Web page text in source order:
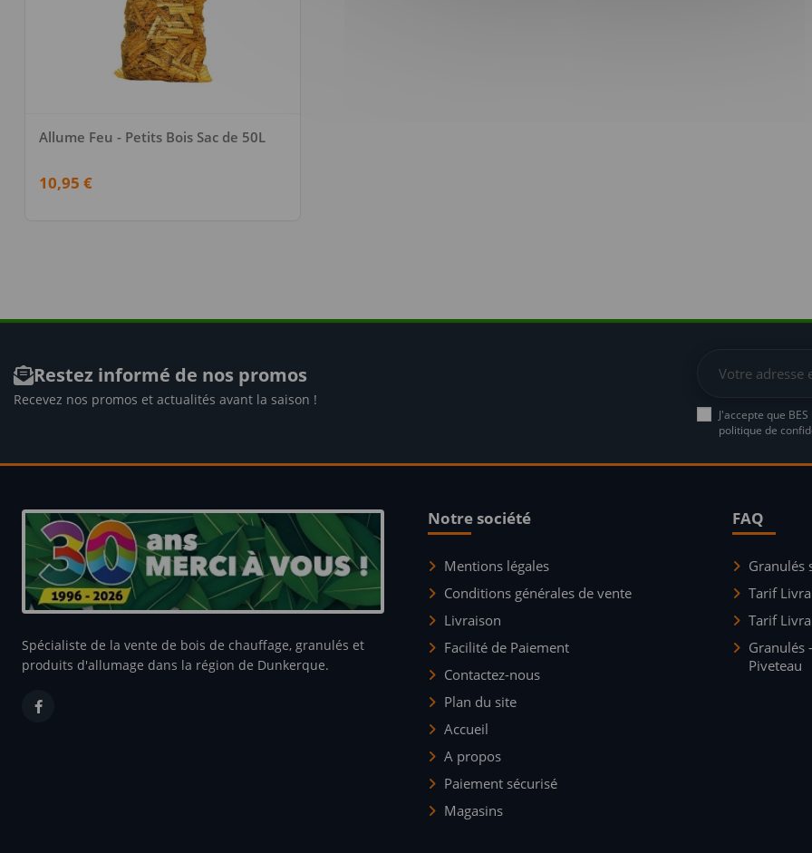
Allume Feu - Petits Bois Sac de 50L
10,95 €
Restez informé de nos promos
Recevez nos promos et actualités avant la saison !
J'accepte que
politique de
Spécialiste de la vente de bois de chauffage, granulés et
produits d'allumage dans la région de Dunkerque.
Notre société
Mentions légales
Conditions générales de vente
Livraison
Facilité de Paiement
Contactez-nous
Plan du site
Accueil
A propos
Paiement sécurisé
Magasins
FAQ
Granulés
Tarif
Tarif
Granulés
Piveteau